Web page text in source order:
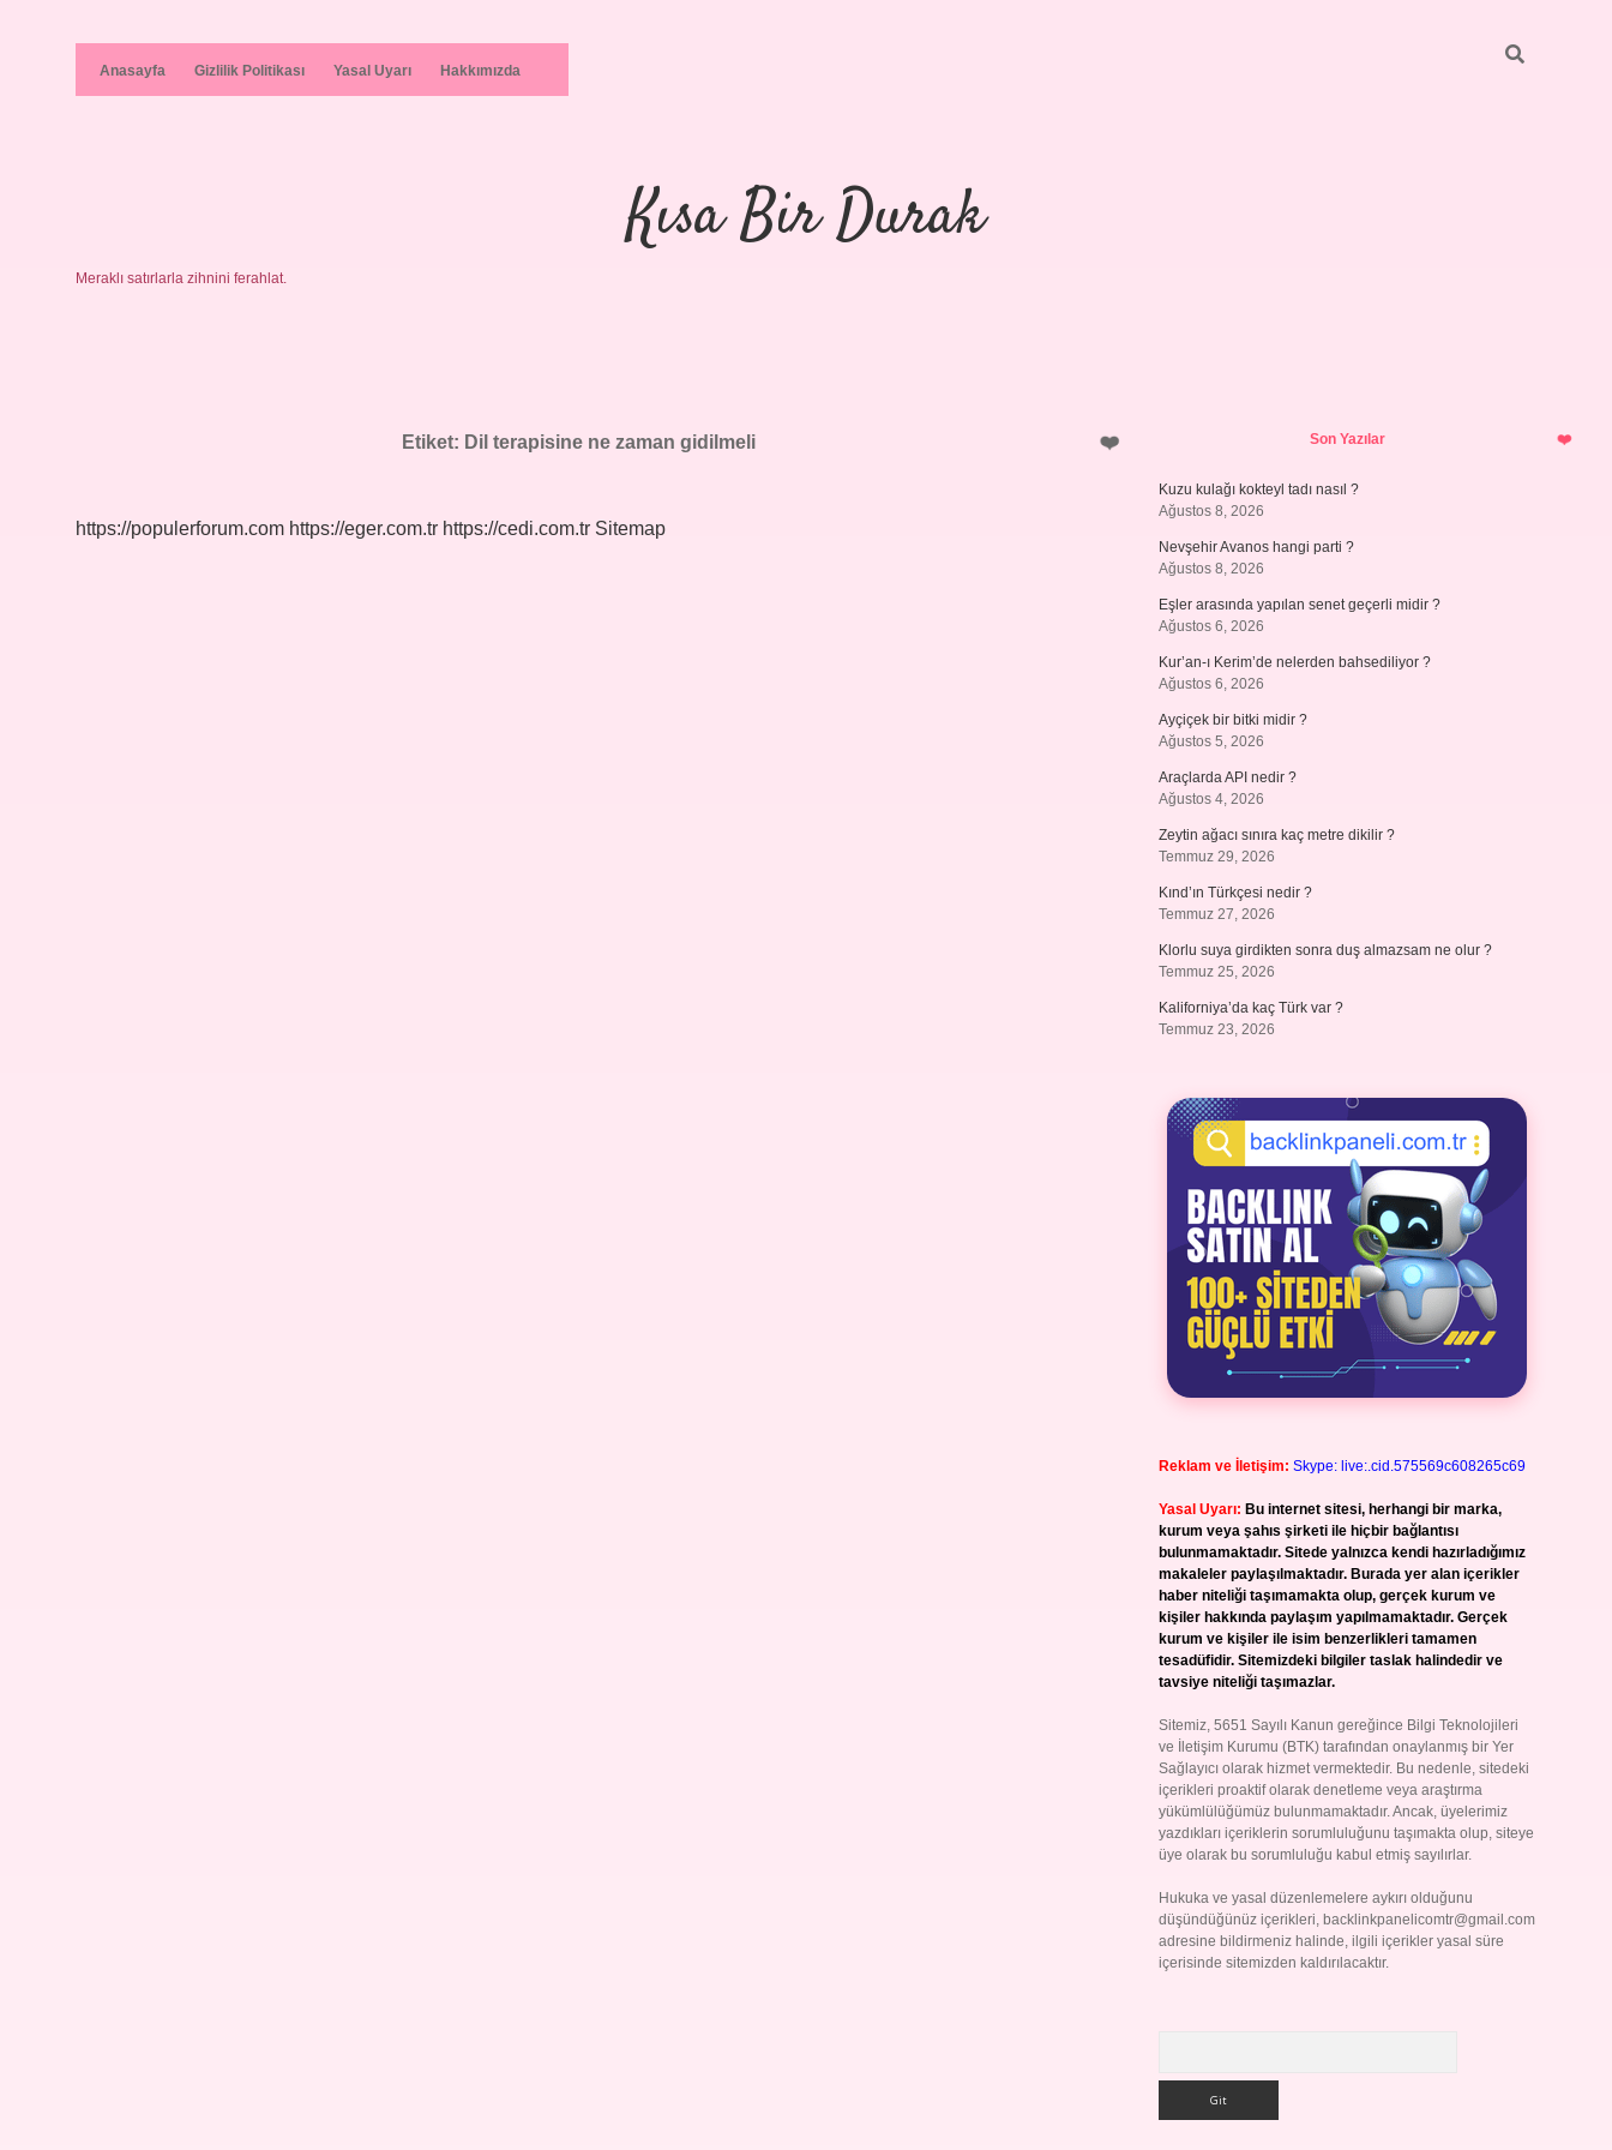
Anasayfa Gizlilik Politikası Yasal Uyarı Hakkımızda
Kısa Bir Durak
Meraklı satırlarla zihnini ferahlat.
Etiket: Dil terapisine ne zaman gidilmeli
https://populerforum.com https://eger.com.tr https://cedi.com.tr Sitemap
SidebarSon Yazılar
Kuzu kulağı kokteyl tadı nasıl ?
Ağustos 8, 2026
Nevşehir Avanos hangi parti ?
Ağustos 8, 2026
Eşler arasında yapılan senet geçerli midir ?
Ağustos 6, 2026
Kur’an-ı Kerim’de nelerden bahsediliyor ?
Ağustos 6, 2026
Ayçiçek bir bitki midir ?
Ağustos 5, 2026
Araçlarda API nedir ?
Ağustos 4, 2026
Zeytin ağacı sınıra kaç metre dikilir ?
Temmuz 29, 2026
Kınd’ın Türkçesi nedir ?
Temmuz 27, 2026
Klorlu suya girdikten sonra duş almazsam ne olur ?
Temmuz 25, 2026
Kaliforniya’da kaç Türk var ?
Temmuz 23, 2026
Reklam ve İletişim: Skype: live:.cid.575569c608265c69
Yasal Uyarı: Bu internet sitesi, herhangi bir marka,
kurum veya şahıs şirketi ile hiçbir bağlantısı
bulunmamaktadır. Sitede yalnızca kendi hazırladığımız
makaleler paylaşılmaktadır. Burada yer alan içerikler
haber niteliği taşımamakta olup, gerçek kurum ve
kişiler hakkında paylaşım yapılmamaktadır. Gerçek
kurum ve kişiler ile isim benzerlikleri tamamen
tesadüfidir. Sitemizdeki bilgiler taslak halindedir ve
tavsiye niteliği taşımazlar.
Sitemiz, 5651 Sayılı Kanun gereğince Bilgi Teknolojileri
ve İletişim Kurumu (BTK) tarafından onaylanmış bir Yer
Sağlayıcı olarak hizmet vermektedir. Bu nedenle, sitedeki
içerikleri proaktif olarak denetleme veya araştırma
yükümlülüğümüz bulunmamaktadır. Ancak, üyelerimiz
yazdıkları içeriklerin sorumluluğunu taşımakta olup, siteye
üye olarak bu sorumluluğu kabul etmiş sayılırlar.
Hukuka ve yasal düzenlemelere aykırı olduğunu
düşündüğünüz içerikleri, backlinkpanelicomtr@gmail.com
adresine bildirmeniz halinde, ilgili içerikler yasal süre
içerisinde sitemizden kaldırılacaktır.